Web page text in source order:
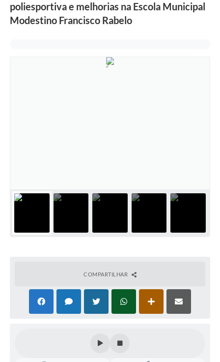
poliesportiva e melhorias na Escola Municipal
Modestino Francisco Rabelo
COMPARTILHAR